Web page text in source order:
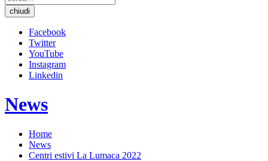
chiudi
Facebook
Twitter
YouTube
Instagram
Linkedin
News
Home
News
Centri estivi La Lumaca 2022